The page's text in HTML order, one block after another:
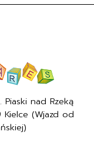
Piaski nad Rzeką
Kielce (Wjazd od